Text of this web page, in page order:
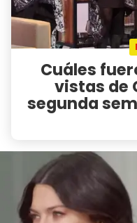
Cuáles
vistas de
segunda